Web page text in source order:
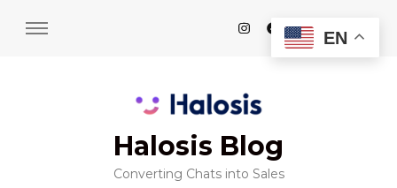
Halosis Blog
Converting Chats into Sales
EN